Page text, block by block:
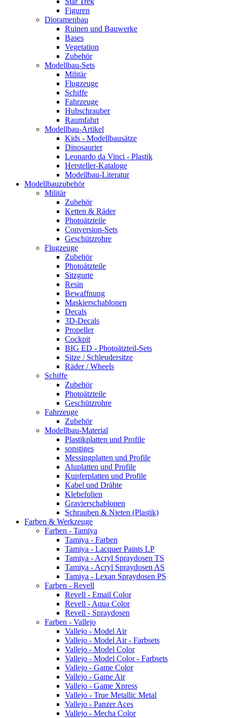
Figuren
Dioramenbau
Ruinen und Bauwerke
Bases
Vegetation
Zubehör
Modellbau-Sets
Militär
Flugzeuge
Schiffe
Fahrzeuge
Hubschrauber
Raumfahrt
Modellbau-Artikel
Kids - Modellbausätze
Dinosaurier
Leonardo da Vinci - Plastik
Hersteller-Kataloge
Modellbau-Literatur
Modellbauzubehör
Militär
Zubehör
Ketten & Räder
Photoätzteile
Conversion-Sets
Geschützrohre
Flugzeuge
Zubehör
Photoätzteile
Sitzgurte
Resin
Bewaffnung
Maskierschablonen
Decals
3D-Decals
Propeller
Cockpit
BIG ED - Photoätzteil-Sets
Sitze / Schleudersitze
Räder / Wheels
Schiffe
Zubehör
Photoätzteile
Geschützrohre
Fahrzeuge
Zubehör
Modellbau-Material
Plastikplatten und Profile
sonstiges
Messingplatten und Profile
Aluplatten und Profile
Kupferplatten und Profile
Kabel und Drähte
Klebefolien
Gravierschablonen
Schrauben & Nieten (Plastik)
Farben & Werkzeuge
Farben - Tamiya
Tamiya - Farben
Tamiya - Lacquer Paints LP
Tamiya - Acryl Spraydosen TS
Tamiya - Acryl Spraydosen AS
Tamiya - Lexan Spraydosen PS
Farben - Revell
Revell - Email Color
Revell - Aqua Color
Revell - Spraydosen
Farben - Vallejo
Vallejo - Model Air
Vallejo - Model Air - Farbsets
Vallejo - Model Color
Vallejo - Model Color - Farbsets
Vallejo - Game Color
Vallejo - Game Air
Vallejo - Game Xpress
Vallejo - True Metallic Metal
Vallejo - Panzer Aces
Vallejo - Mecha Color